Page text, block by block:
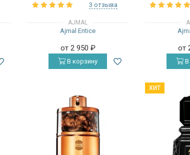
3 отзыва
AJMAL
Ajmal Entice
от 2 950 ₽
В корзину
от
В
ХИТ